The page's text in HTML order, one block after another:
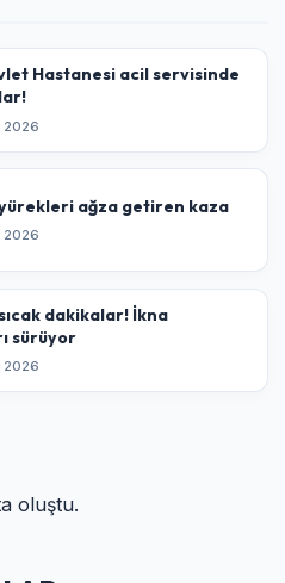
Hastanesi acil servisinde
2026
ağza getiren kaza
2026
dakikalar! İkna
sürüyor
2026
oluştu.